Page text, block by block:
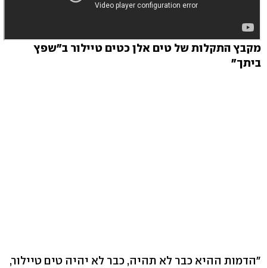
מקבץ התקלות של טים אלן כטים טיילור ב"שפץ
ביתך"
"הדמות ההיא כבר לא תהיה, כבר לא יהיה טים טיילור,